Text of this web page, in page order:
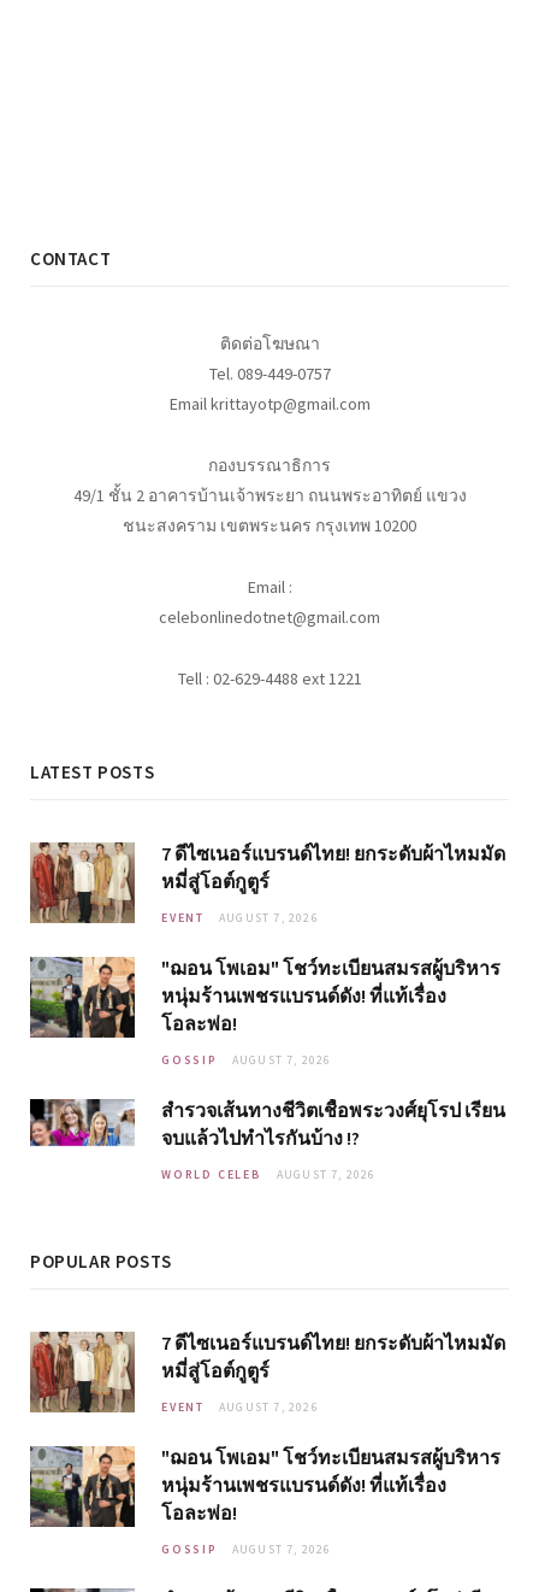
CONTACT
ติดต่อโฆษณา
Tel. 089-449-0757
Email krittayotp@gmail.com
กองบรรณาธิการ
49/1 ชั้น 2 อาคารบ้านเจ้าพระยา ถนนพระอาทิตย์ แขวง
ชนะสงคราม เขตพระนคร กรุงเทพ 10200
Email :
celebonlinedotnet@gmail.com
Tell : 02-629-4488 ext 1221
LATEST POSTS
7 ดีไซเนอร์แบรนด์ไทย! ยกระดับผ้าไหมมัด
หมี่สู่โอต์กูตูร์
EVENT AUGUST 7, 2026
"ฌอน โพเอม" โชว์ทะเบียนสมรสผู้บริหาร
หนุ่มร้านเพชรแบรนด์ดัง! ที่แท้เรื่อง
โอละพ่อ!
GOSSIP AUGUST 7, 2026
สำรวจเส้นทางชีวิตเชื้อพระวงศ์ยุโรป เรียน
จบแล้วไปทำไรกันบ้าง !?
WORLD CELEB AUGUST 7, 2026
POPULAR POSTS
7 ดีไซเนอร์แบรนด์ไทย! ยกระดับผ้าไหมมัด
หมี่สู่โอต์กูตูร์
EVENT AUGUST 7, 2026
"ฌอน โพเอม" โชว์ทะเบียนสมรสผู้บริหาร
หนุ่มร้านเพชรแบรนด์ดัง! ที่แท้เรื่อง
โอละพ่อ!
GOSSIP AUGUST 7, 2026